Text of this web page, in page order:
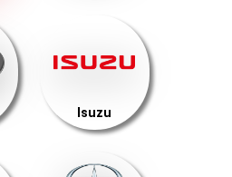
Isuzu